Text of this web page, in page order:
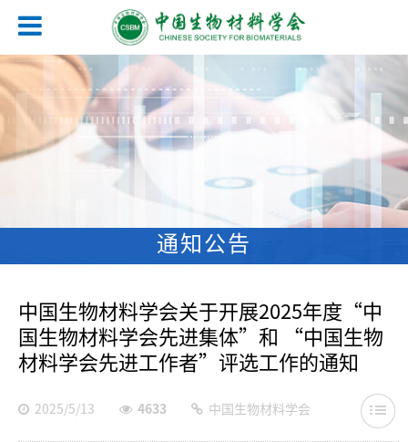
通知公告
中国生物材料学会关于开展2025年度“中
国生物材料学会先进集体”和 “中国生物
材料学会先进工作者”评选工作的通知
2025/5/13 4633 中国生物材料学会